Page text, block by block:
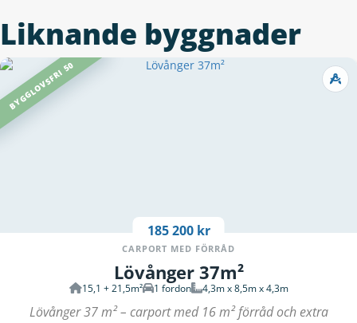
Liknande byggnader
BYGGLOVSFRI 50
185 200 kr
CARPORT MED FÖRRÅD
Lövånger 37m²
15,1 + 21,5m² 1 fordon 4,3m x 8,5m x 4,3m
Lövånger 37 m² – carport med 16 m² förråd och extra